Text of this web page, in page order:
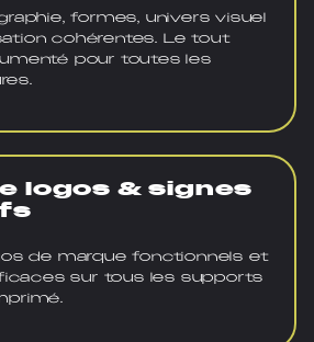
formes, univers visuel
cohérentes. Le tout
pour toutes les
logos & signes
de marque fonctionnels et
sur tous les supports